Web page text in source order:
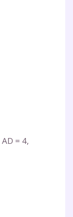
AD = 4,